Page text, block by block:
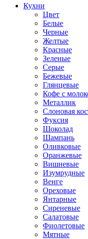
Кухни
Цвет
Белые
Черные
Желтые
Красные
Зеленые
Серые
Бежевые
Глянцевые
Кофе с
Металлик
Слоновая
Фуксия
Шоколад
Шампань
Оливковые
Оранжевые
Вишневые
Изумрудные
Венге
Ореховые
Янтарные
Сиреневые
Салатовые
Фиолетовые
Мятные